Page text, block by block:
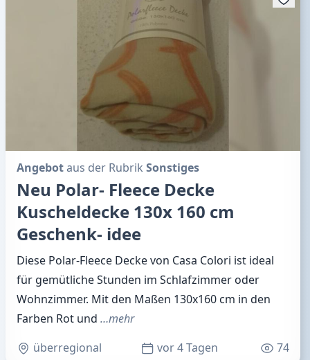
Angebotaus der Rubrik Sonstiges
Neu Polar- Fleece Decke
Kuscheldecke 130x 160 cm
Geschenk- idee
Diese Polar-Fleece Decke von Casa Colori ist ideal
für gemütliche Stunden im Schlafzimmer oder
Wohnzimmer. Mit den Maßen 130x160 cm in den
Farben Rot und …mehr
überregional
vor 4 Tagen 74